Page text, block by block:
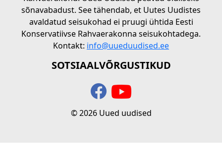
sõnavabadust. See tähendab, et Uutes Uudistes
avaldatud seisukohad ei pruugi ühtida Eesti
Konservatiivse Rahvaerakonna seisukohtadega.
Kontakt: info@uueduudised.ee
SOTSIAALVÕRGUSTIKUD
© 2026 Uued uudised